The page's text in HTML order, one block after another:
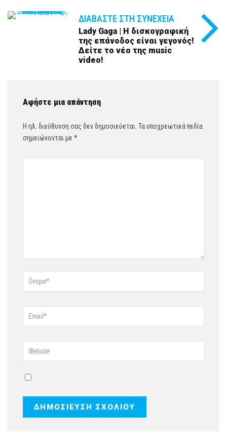
ΔΙΑΒΆΣΤΕ ΣΤΗ ΣΥΝΈΧΕΙΑ
Lady Gaga | Η δισκογραφική
της επάνοδος είναι γεγονός!
Δείτε το νέο της music
video!
Αφήστε μια απάντηση
Η ηλ. διεύθυνση σας δεν δημοσιεύεται. Τα υποχρεωτικά πεδία
σημειώνονται με *